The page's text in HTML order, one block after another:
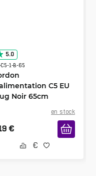
5.0
C5-1-B-65
C5 EU
Noir 65cm
en stock
€